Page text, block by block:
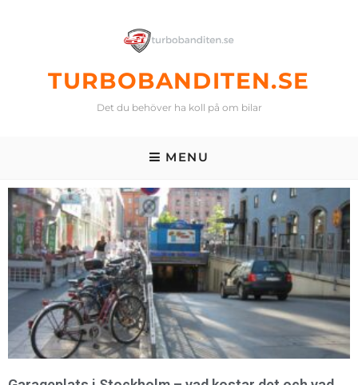
TURBOBANDITEN.SE
Det du behöver ha koll på om bilar
MENU